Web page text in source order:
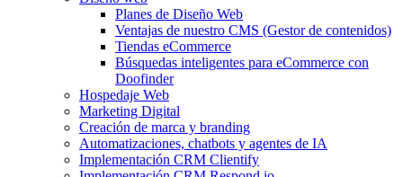
Planes de Diseño Web
Ventajas de nuestro CMS (Gestor de contenidos)
Tiendas eCommerce
Búsquedas inteligentes para eCommerce con
Doofinder
Hospedaje Web
Marketing Digital
Creación de marca y branding
Automatizaciones, chatbots y agentes de IA
Implementación CRM Clientify